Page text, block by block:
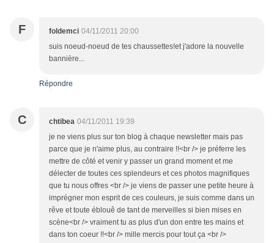
F foldemci 04/11/2011 20:00
suis noeud-noeud de tes chaussettes!et j'adore la nouvelle
bannière...
Répondre
C chtibea 04/11/2011 19:39
je ne viens plus sur ton blog à chaque newsletter mais pas
parce que je n'aime plus, au contraire !!<br /> je préferre les
mettre de côté et venir y passer un grand moment et me
délecter de toutes ces splendeurs et ces photos magnifiques
que tu nous offres <br /> je viens de passer une petite heure à
imprégner mon esprit de ces couleurs, je suis comme dans un
rêve et toute éblouê de tant de merveilles si bien mises en
scène<br /> vraiment tu as plus d'un don entre tes mains et
dans ton coeur !!<br /> mille mercis pour tout ça <br />